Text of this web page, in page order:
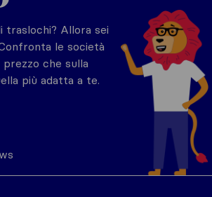
traslochi? Allora sei
le società
che sulla
più adatta a te.